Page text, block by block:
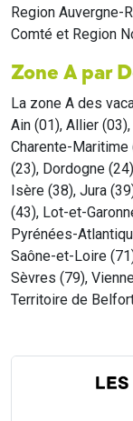
Region Auvergne-
Comté et Region
Zone A par
La zone A des
Ain (01), Allier
Charente-Maritime
(23), Dordogne
Isère (38), Jura
(43), Lot-et-
Pyrénées-
Saône-et-Loire
Sèvres (79),
Territoire de